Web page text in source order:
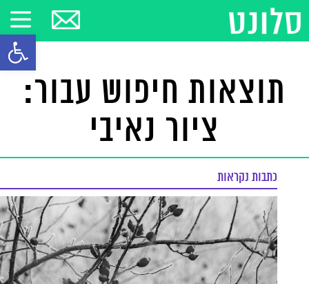
פתח
תוצאות חיפוש עבור:
ציור נאיבי
כתבות נקראות